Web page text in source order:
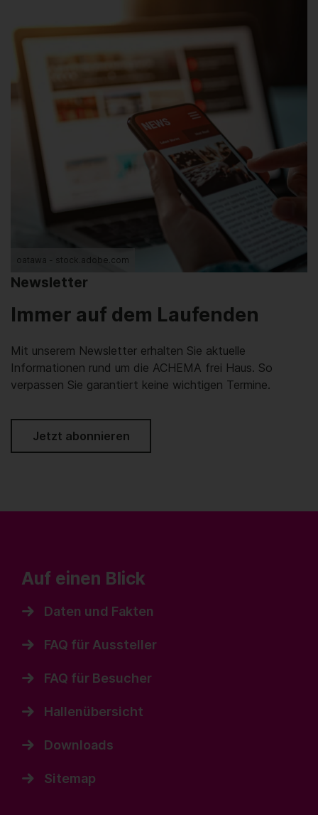
oatawa - stock.adobe.com
Newsletter
Immer auf dem Laufenden
Mit unserem Newsletter erhalten Sie aktuelle
Informationen rund um die ACHEMA frei Haus. So
verpassen Sie garantiert keine wichtigen Termine.
Jetzt abonnieren
Auf einen Blick
Daten und Fakten
FAQ für Aussteller
FAQ für Besucher
Hallenübersicht
Downloads
Sitemap